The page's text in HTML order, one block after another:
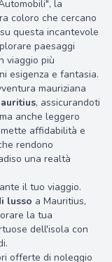
la
coloro che cercano
questa incantevole
paesaggi
viaggio più
esigenza e fantasia.
mauriziana
, assicurandoti
anche leggero
affidabilità e
rendono
una realtà
il tuo viaggio.
lusso a Mauritius,
la tua
dell'isola con
offerte di noleggio